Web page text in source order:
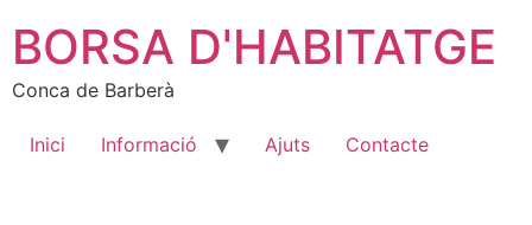
BORSA D'HABITATGE
Conca de Barberà
Inici Informació Ajuts Contacte